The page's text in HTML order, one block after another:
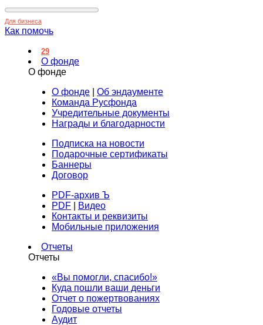
Для бизнеса
Как помочь
29
О фонде
О фонде
О фонде
Об эндаументе
Команда Русфонда
Учредительные документы
Награды и благодарности
Подписка на новости
Подарочные сертификаты
Баннеры
Договор
PDF-архив Ъ
PDF
Видео
Контакты и реквизиты
Мобильные приложения
Отчеты
Отчеты
«Вы помогли, спасибо!»
Куда пошли ваши деньги
Отчет о пожертвованиях
Годовые отчеты
Аудит